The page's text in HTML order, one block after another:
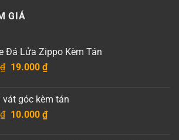
GIÁ
Đá Lửa Zippo Kèm Tán
₫ Giá
35.000 ₫.
19.000 ₫Giá
là:
19.000 ₫.
vát góc kèm tán
₫ Giá
10.000 ₫Giá